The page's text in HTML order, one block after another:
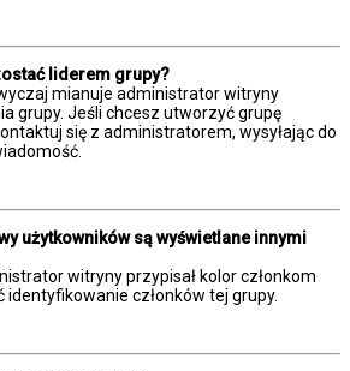
liderem grupy?
mianuje administrator witryny
grupy. Jeśli chcesz utworzyć grupę
się z administratorem, wysyłając do
użytkowników są wyświetlane innymi
witryny przypisał kolor członkom
identyfikowanie członków tej grupy.